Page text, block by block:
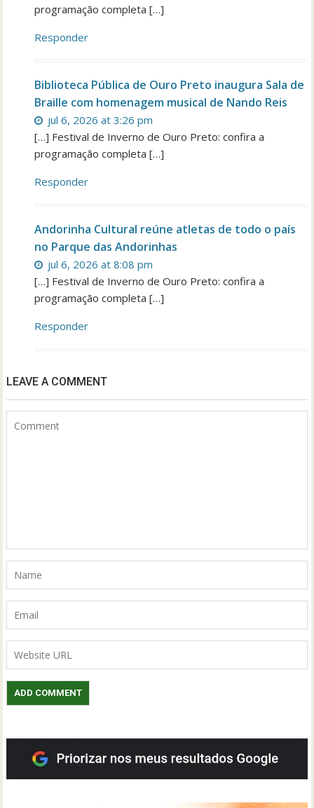
programação completa […]
Responder
Biblioteca Pública de Ouro Preto inaugura Sala de
Braille com homenagem musical de Nando Reis
jul 6, 2026 at 3:26 pm
[…] Festival de Inverno de Ouro Preto: confira a
programação completa […]
Responder
Andorinha Cultural reúne atletas de todo o país
no Parque das Andorinhas
jul 6, 2026 at 8:08 pm
[…] Festival de Inverno de Ouro Preto: confira a
programação completa […]
Responder
LEAVE A COMMENT